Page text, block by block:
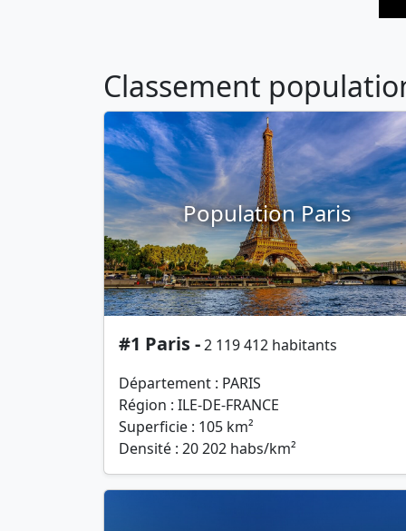
Classement
Population Paris
#1 Paris -2 119 412 habitants
Département : PARIS
Région : ILE-DE-FRANCE
Superficie : 105 km²
Densité : 20 202 habs/km²